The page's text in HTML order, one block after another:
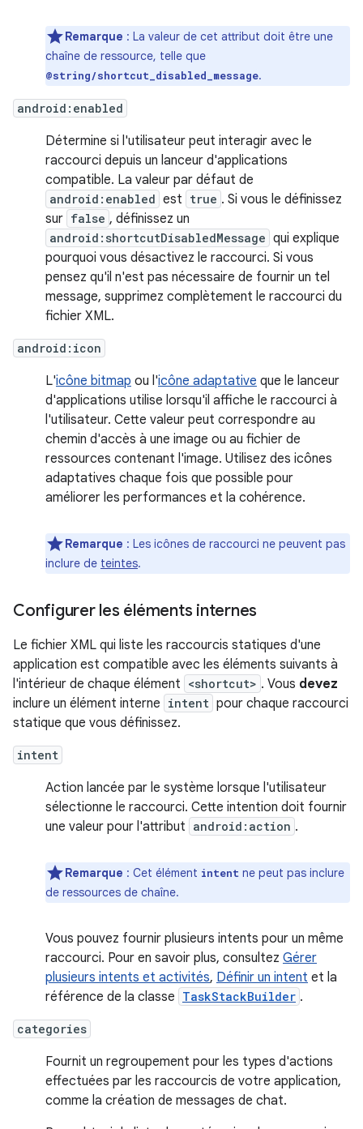
Remarque : La valeur de cet attribut doit être une
chaîne de ressource, telle que
@string/shortcut_disabled_message.
android:enabled
Détermine si l'utilisateur peut interagir avec le
raccourci depuis un lanceur d'applications
compatible. La valeur par défaut de
android:enabled est true . Si vous le définissez
sur false , définissez un
android:shortcutDisabledMessage qui explique
pourquoi vous désactivez le raccourci. Si vous
pensez qu'il n'est pas nécessaire de fournir un tel
message, supprimez complètement le raccourci du
fichier XML.
android:icon
L'icône bitmap ou l'icône adaptative que le lanceur
d'applications utilise lorsqu'il affiche le raccourci à
l'utilisateur. Cette valeur peut correspondre au
chemin d'accès à une image ou au fichier de
ressources contenant l'image. Utilisez des icônes
adaptatives chaque fois que possible pour
améliorer les performances et la cohérence.
Remarque : Les icônes de raccourci ne peuvent pas
inclure de teintes.
Configurer les éléments internes
Le fichier XML qui liste les raccourcis statiques d'une
application est compatible avec les éléments suivants à
l'intérieur de chaque élément <shortcut> . Vous devez
inclure un élément interne intent pour chaque raccourci
statique que vous définissez.
intent
Action lancée par le système lorsque l'utilisateur
sélectionne le raccourci. Cette intention doit fournir
une valeur pour l'attribut android:action .
Remarque : Cet élément intent ne peut pas inclure
de ressources de chaîne.
Vous pouvez fournir plusieurs intents pour un même
raccourci. Pour en savoir plus, consultez Gérer
plusieurs intents et activités, Définir un intent et la
référence de la classe TaskStackBuilder .
categories
Fournit un regroupement pour les types d'actions
effectuées par les raccourcis de votre application,
comme la création de messages de chat.